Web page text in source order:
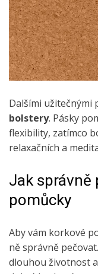
Dalšími užitečnými
bolstery. Pásky
flexibility, zatímco
relaxačních a
Jak správně
pomůcky
Aby vám korkové
ně správně pečovat.
dlouhou životnost